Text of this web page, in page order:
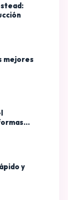
mejores
y